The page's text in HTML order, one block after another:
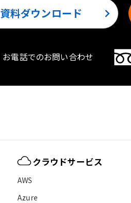
資料ダウンロード
お電話でのお問い合わせ
クラウドサービス
AWS
Azure